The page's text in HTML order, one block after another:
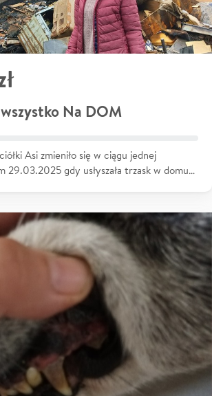
wszystko Na DOM
Asi zmieniło się w ciągu jednej
29.03.2025 gdy usłyszała trzask w domu…